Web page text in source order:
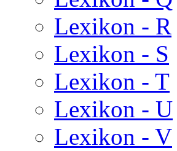
Lexikon - R
Lexikon - S
Lexikon - T
Lexikon - U
Lexikon - V